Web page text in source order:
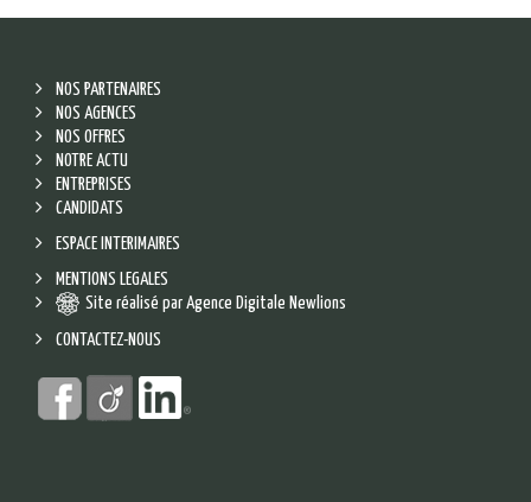
NOS PARTENAIRES
NOS AGENCES
NOS OFFRES
NOTRE ACTU
ENTREPRISES
CANDIDATS
ESPACE INTERIMAIRES
MENTIONS LEGALES
Site réalisé par Agence Digitale Newlions
CONTACTEZ-NOUS